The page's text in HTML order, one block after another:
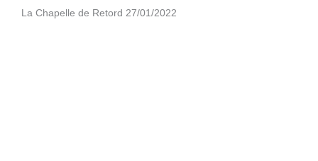
La Chapelle de Retord 27/01/2022